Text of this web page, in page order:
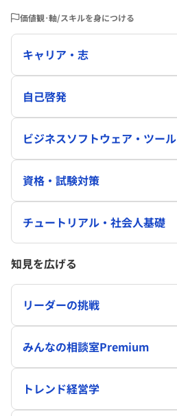
価値観･軸/スキルを身につける
キャリア・志
自己啓発
ビジネスソフトウェア・ツール
資格・試験対策
チュートリアル・社会人基礎
知見を広げる
リーダーの挑戦
みんなの相談室Premium
トレンド経営学